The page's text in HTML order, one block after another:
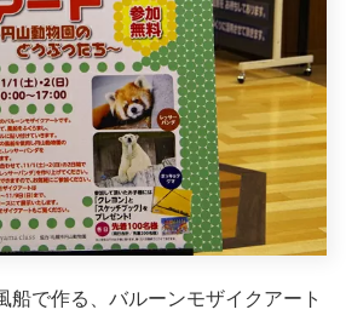
船で作る、バルーンモザイクアート